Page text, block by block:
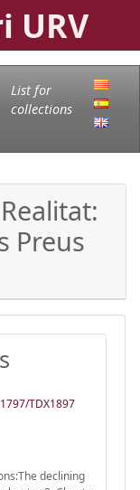
URV
List for
collections
Preus
TDX1897
declining